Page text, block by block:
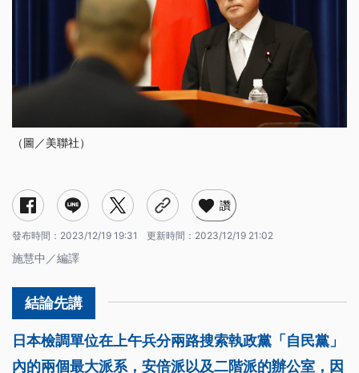
（圖／美聯社）
讚
發布時間： 2023/12/19 19:31 更新時間： 2023/12/19 21:02
施慧中／編譯
日本檢調單位在上午兵分兩路搜索執政黨「自民黨」
內的兩個最大派系，安倍派以及二階派的辦公室，因